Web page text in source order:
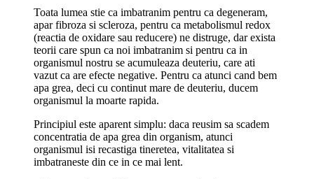
Toata lumea stie ca imbatranim pentru ca degeneram,
apar fibroza si scleroza, pentru ca metabolismul redox
(reactia de oxidare sau reducere) ne distruge, dar exista
teorii care spun ca noi imbatranim si pentru ca in
organismul nostru se acumuleaza deuteriu, care ati
vazut ca are efecte negative. Pentru ca atunci cand bem
apa grea, deci cu continut mare de deuteriu, ducem
organismul la moarte rapida.
Principiul este aparent simplu: daca reusim sa scadem
concentratia de apa grea din organism, atunci
organismul isi recastiga tineretea, vitalitatea si
imbatraneste din ce in ce mai lent.